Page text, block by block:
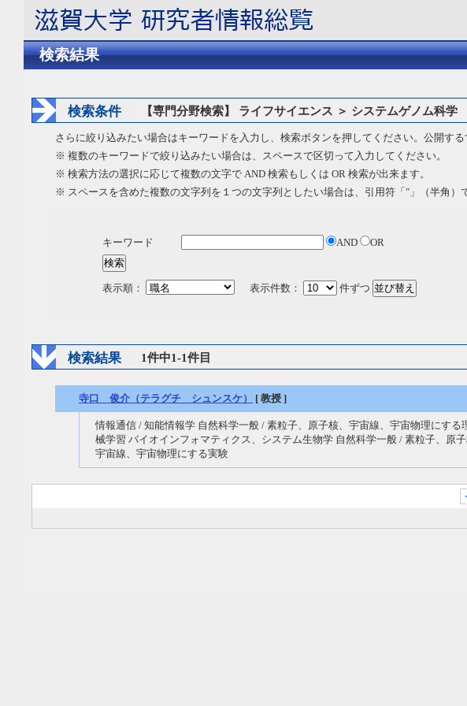
検索結果
検索条件 【専門分野検索】 ライフサイエンス ＞ システムゲノム科学
さらに絞り込みたい場合はキーワードを入力し、検索ボタンを押してください。公開する
※ 複数のキーワードで絞り込みたい場合は、スペースで区切って入力してください。
※ 検索方法の選択に応じて複数の文字で AND 検索もしくは OR 検索が出来ます。
※ スペースを含めた複数の文字列を１つの文字列としたい場合は、引用符「"」（半角）
キーワード AND OR
表示順： 表示件数： 件ずつ
検索結果 1件中1-1件目
寺口 俊介（テラグチ シュンスケ） [ 教授 ]
情報通信 / 知能情報学 自然科学一般 / 素粒子、原子核、宇宙線、宇宙物理にする
械学習 バイオインフォマティクス、システム生物学 自然科学一般 / 素粒子、原子
宇宙線、宇宙物理にする実験